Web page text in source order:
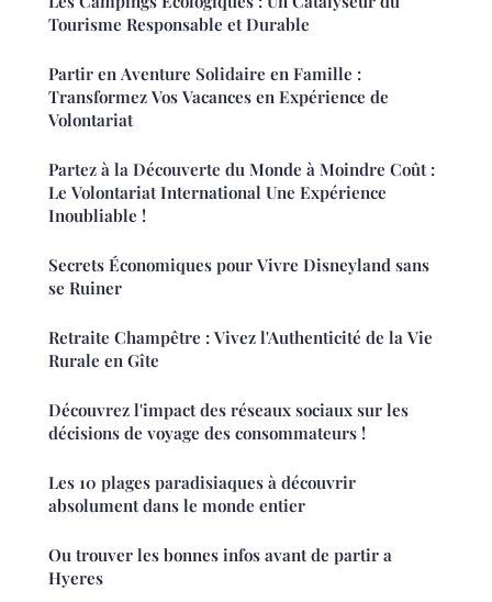
Tourisme Responsable et Durable
Partir en Aventure Solidaire en Famille :
Transformez Vos Vacances en Expérience de
Volontariat
Partez à la Découverte du Monde à Moindre Coût :
Le Volontariat International Une Expérience
Inoubliable !
Secrets Économiques pour Vivre Disneyland sans
se Ruiner
Retraite Champêtre : Vivez l'Authenticité de la Vie
Rurale en Gîte
Découvrez l'impact des réseaux sociaux sur les
décisions de voyage des consommateurs !
Les 10 plages paradisiaques à découvrir
absolument dans le monde entier
Ou trouver les bonnes infos avant de partir a
Hyeres